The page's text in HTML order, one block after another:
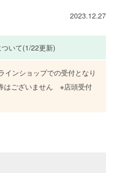
2023.12.27
ついて(1/22更新)
インショップでの受付となり
はございません ※店頭受付
特典